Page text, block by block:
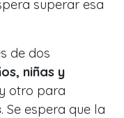
superar esa
de dos
niñas y
y otro para
. Se espera que la